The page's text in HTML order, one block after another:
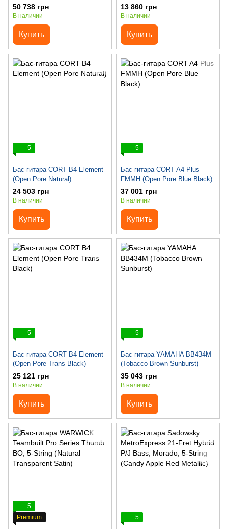
50 738 грн
В наличии
Купить
13 860 грн
В наличии
Купить
5
Бас-гитара CORT B4 Element
(Open Pore Natural)
24 503 грн
В наличии
Купить
5
Бас-гитара CORT A4 Plus
FMMH (Open Pore Blue Black)
37 001 грн
В наличии
Купить
5
Бас-гитара CORT B4 Element
(Open Pore Trans Black)
25 121 грн
В наличии
Купить
5
Бас-гитара YAMAHA BB434M
(Tobacco Brown Sunburst)
35 043 грн
В наличии
Купить
5
Premium
5